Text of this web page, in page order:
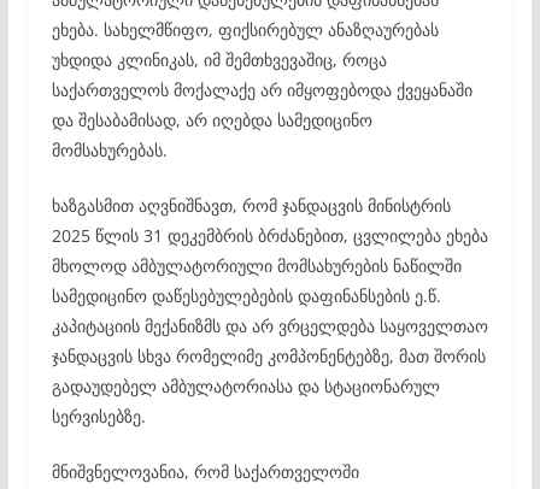
ეხება. სახელმწიფო, ფიქსირებულ ანაზღაურებას
უხდიდა კლინიკას, იმ შემთხვევაშიც, როცა
საქართველოს მოქალაქე არ იმყოფებოდა ქვეყანაში
და შესაბამისად, არ იღებდა სამედიცინო
მომსახურებას.
ხაზგასმით აღვნიშნავთ, რომ ჯანდაცვის მინისტრის
2025 წლის 31 დეკემბრის ბრძანებით, ცვლილება ეხება
მხოლოდ ამბულატორიული მომსახურების ნაწილში
სამედიცინო დაწესებულებების დაფინანსების ე.წ.
კაპიტაციის მექანიზმს და არ ვრცელდება საყოველთაო
ჯანდაცვის სხვა რომელიმე კომპონენტებზე, მათ შორის
გადაუდებელ ამბულატორიასა და სტაციონარულ
სერვისებზე.
მნიშვნელოვანია, რომ საქართველოში